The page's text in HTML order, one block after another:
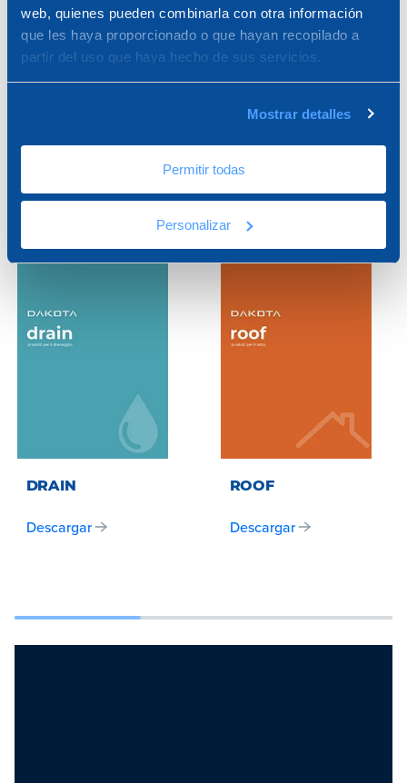
web, quienes pueden combinarla con otra información
que les haya proporcionado o que hayan recopilado a
partir del uso que haya hecho de sus servicios.
Mostrar detalles
Permitir todas
Personalizar
Descarga ahora los
catálogos Dakota
Desde hace más de 40 años realizamos
construcción. Baja ahora nuestros
catálogos y descubre todas nuestras
soluciones.
DRAIN
Descargar
ROOF
Descargar